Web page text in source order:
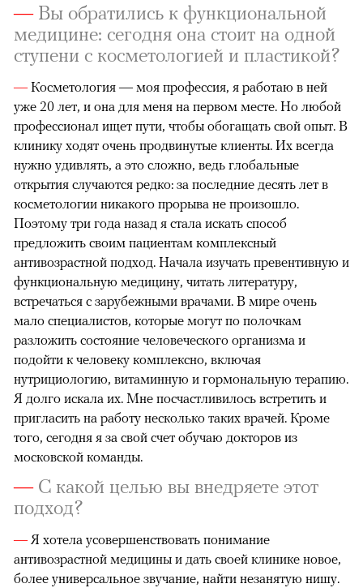
—Вы обратились к функциональной
медицине: сегодня она стоит на одной
ступени с косметологией и пластикой?
— Косметология — моя профессия, я работаю в ней
уже 20 лет, и она для меня на первом месте. Но любой
профессионал ищет пути, чтобы обогащать свой опыт. В
клинику ходят очень продвинутые клиенты. Их всегда
нужно удивлять, а это сложно, ведь глобальные
открытия случаются редко: за последние десять лет в
косметологии никакого прорыва не произошло.
Поэтому три года назад я стала искать способ
предложить своим пациентам комплексный
антивозрастной подход. Начала изучать превентивную и
функциональную медицину, читать литературу,
встречаться с зарубежными врачами. В мире очень
мало специалистов, которые могут по полочкам
разложить состояние человеческого организма и
подойти к человеку комплексно, включая
нутрициологию, витаминную и гормональную терапию.
Я долго искала их. Мне посчастливилось встретить и
пригласить на работу несколько таких врачей. Кроме
того, сегодня я за свой счет обучаю докторов из
московской команды.
—С какой целью вы внедряете этот
подход?
— Я хотела усовершенствовать понимание
антивозрастной медицины и дать своей клинике новое,
более универсальное звучание, найти незанятую нишу.